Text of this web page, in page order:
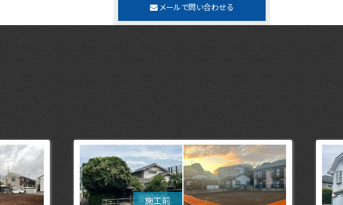
メールで問い合わせる